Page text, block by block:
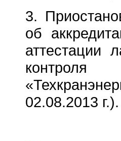
3.
об
аттестации
02.08.2013 г.).